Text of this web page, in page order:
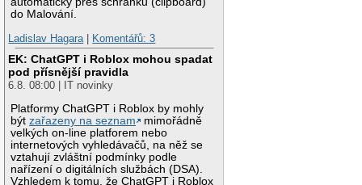
do Malování.
Ladislav Hagara
Komentářů: 3
EK: ChatGPT i Roblox mohou spadat
pod přísnější pravidla
6.8. 08:00 | IT novinky
Platformy ChatGPT i Roblox by mohly
býtzařazeny na seznam
mimořádně
velkých on-line platforem nebo
internetových vyhledávačů, na něž se
vztahují zvláštní podmínky podle
nařízení o digitálních službách (DSA).
Vzhledem k tomu, že ChatGPT i Roblox